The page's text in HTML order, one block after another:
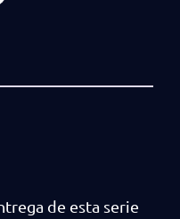
de esta serie